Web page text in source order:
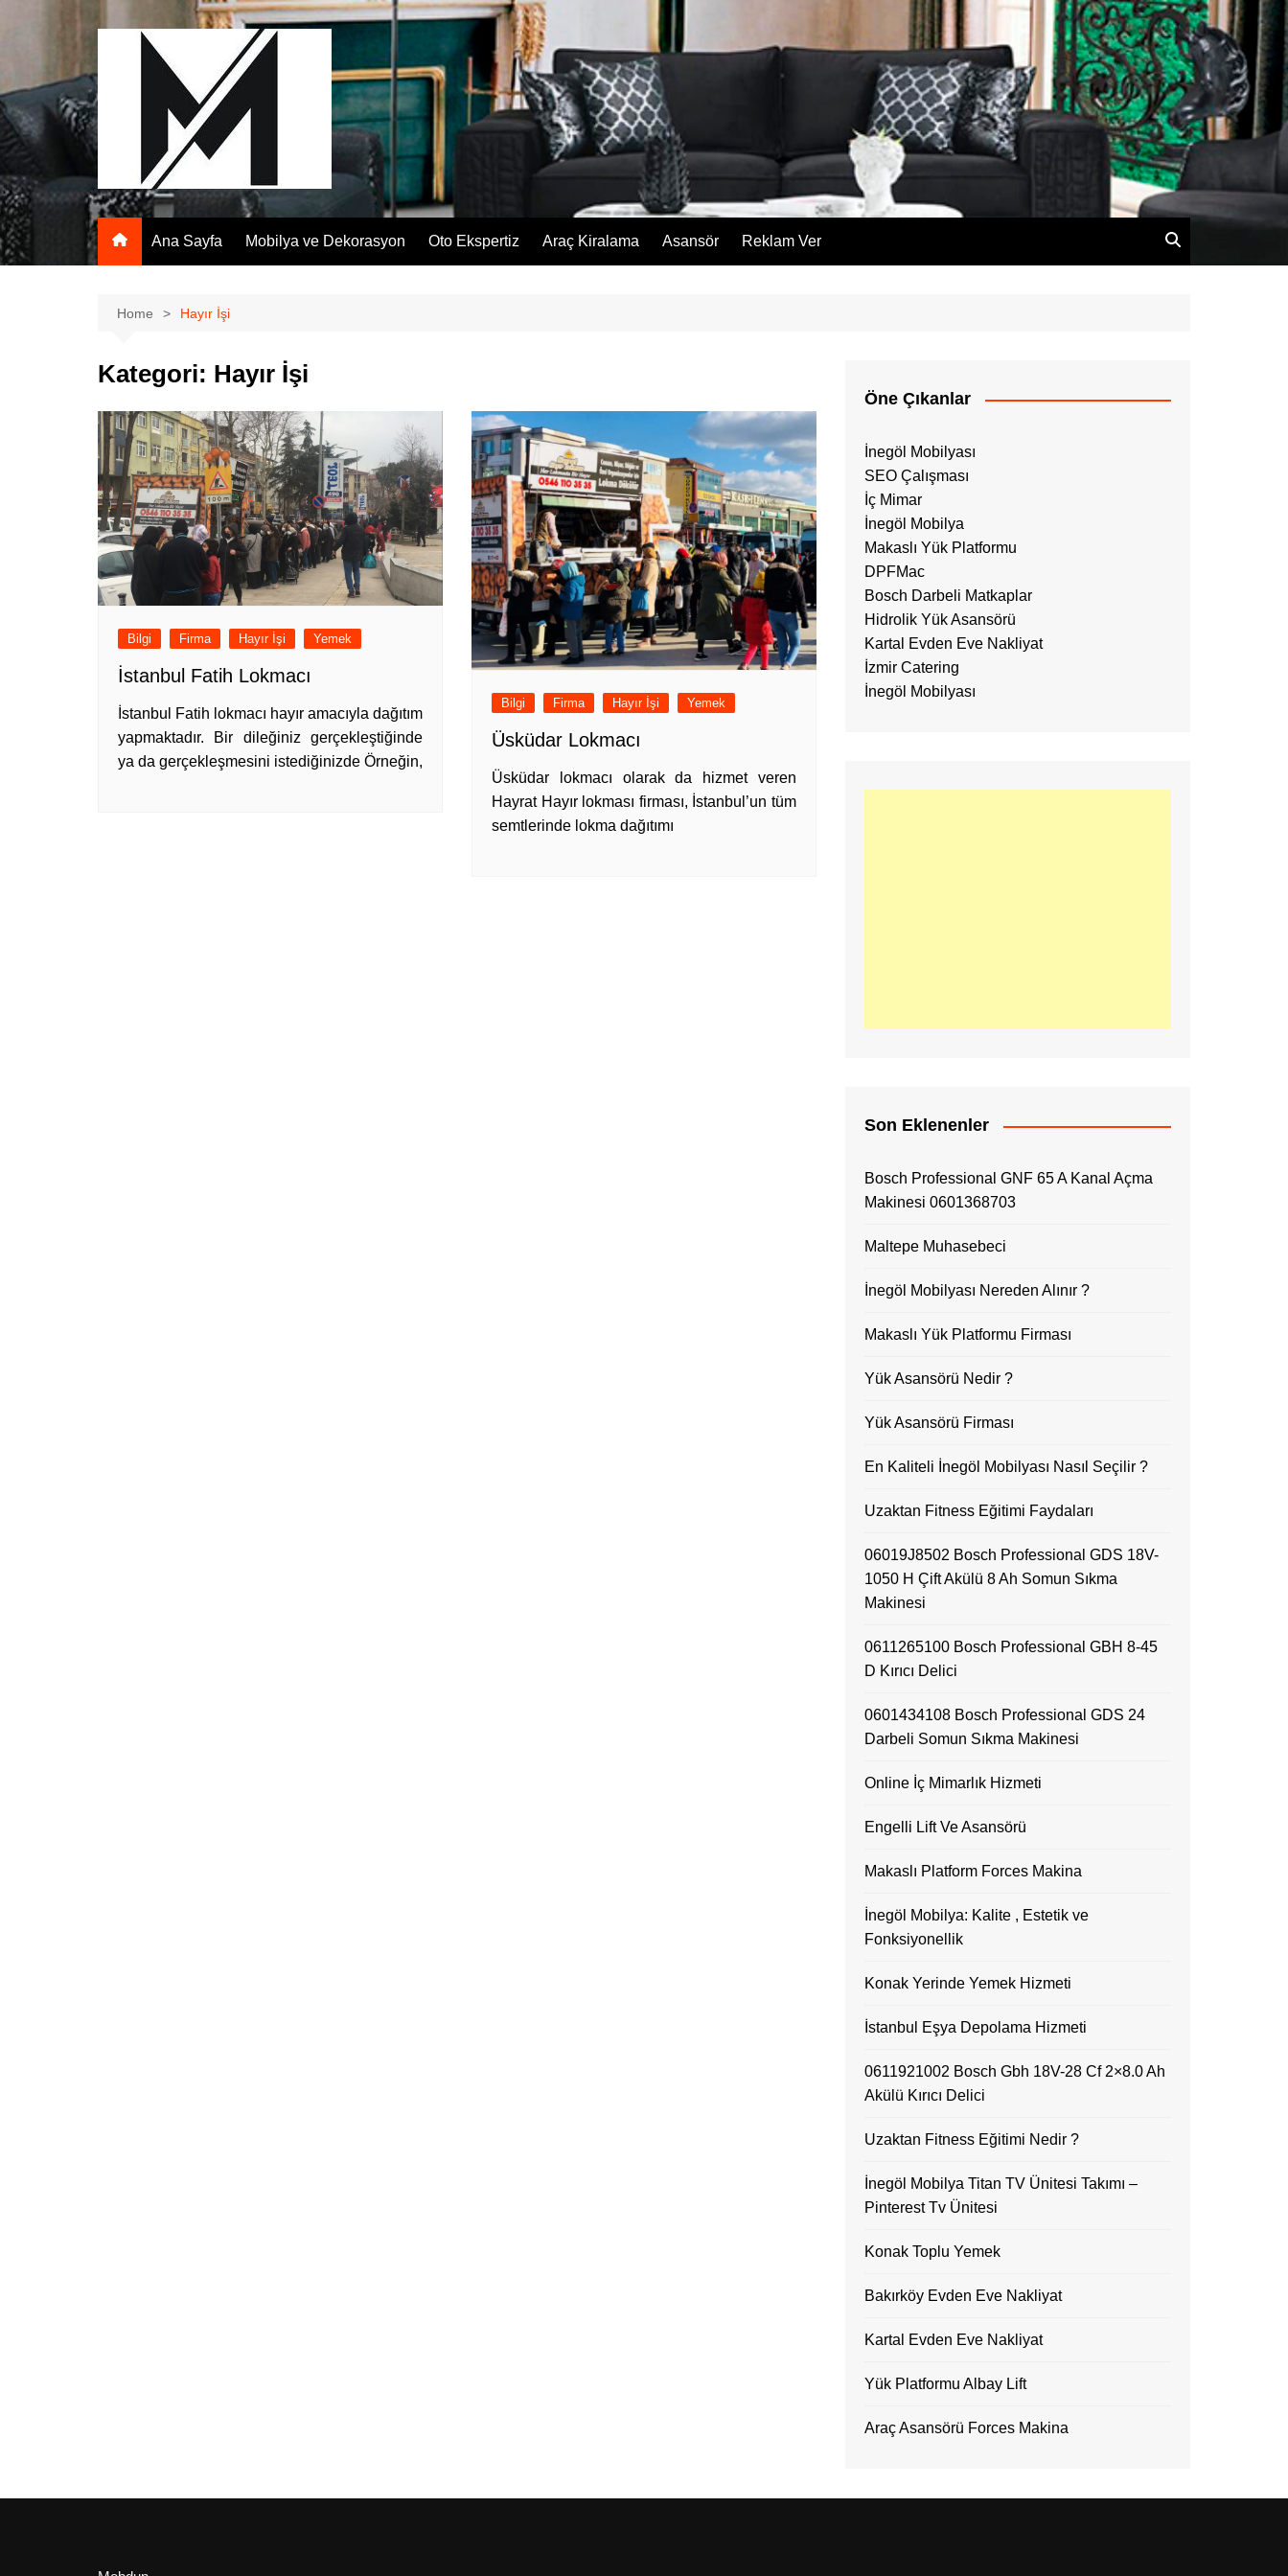
Ana Sayfa Mobilya ve Dekorasyon Oto Ekspertiz Araç Kiralama Asansör Reklam Ver
Home Hayır İşi
Kategori: Hayır İşi
Bilgi Firma Hayır İşi Yemek
İstanbul Fatih Lokmacı
İstanbul Fatih lokmacı hayır amacıyla dağıtım
yapmaktadır. Bir dileğiniz gerçekleştiğinde
ya da gerçekleşmesini istediğinizde Örneğin,
Bilgi Firma Hayır İşi Yemek
Üsküdar Lokmacı
Üsküdar lokmacı olarak da hizmet veren
Hayrat Hayır lokması firması, İstanbul’un tüm
semtlerinde lokma dağıtımı
Öne Çıkanlar
İnegöl Mobilyası
SEO Çalışması
İç Mimar
İnegöl Mobilya
Makaslı Yük Platformu
DPFMac
Bosch Darbeli Matkaplar
Hidrolik Yük Asansörü
Kartal Evden Eve Nakliyat
İzmir Catering
İnegöl Mobilyası
Son Eklenenler
Bosch Professional GNF 65 A Kanal Açma
Makinesi 0601368703
Maltepe Muhasebeci
İnegöl Mobilyası Nereden Alınır ?
Makaslı Yük Platformu Firması
Yük Asansörü Nedir ?
Yük Asansörü Firması
En Kaliteli İnegöl Mobilyası Nasıl Seçilir ?
Uzaktan Fitness Eğitimi Faydaları
06019J8502 Bosch Professional GDS 18V-
1050 H Çift Akülü 8 Ah Somun Sıkma
Makinesi
0611265100 Bosch Professional GBH 8-45
D Kırıcı Delici
0601434108 Bosch Professional GDS 24
Darbeli Somun Sıkma Makinesi
Online İç Mimarlık Hizmeti
Engelli Lift Ve Asansörü
Makaslı Platform Forces Makina
İnegöl Mobilya: Kalite , Estetik ve
Fonksiyonellik
Konak Yerinde Yemek Hizmeti
İstanbul Eşya Depolama Hizmeti
0611921002 Bosch Gbh 18V-28 Cf 2×8.0 Ah
Akülü Kırıcı Delici
Uzaktan Fitness Eğitimi Nedir ?
İnegöl Mobilya Titan TV Ünitesi Takımı –
Pinterest Tv Ünitesi
Konak Toplu Yemek
Bakırköy Evden Eve Nakliyat
Kartal Evden Eve Nakliyat
Yük Platformu Albay Lift
Araç Asansörü Forces Makina